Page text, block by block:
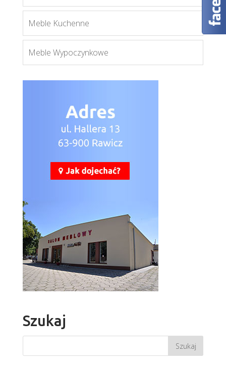
Meble Kuchenne
Meble Wypoczynkowe
Szukaj